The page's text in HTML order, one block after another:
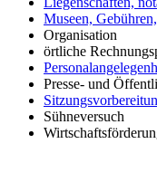
Museen,
Organisation
örtliche
Presse- und
Sühneversuch